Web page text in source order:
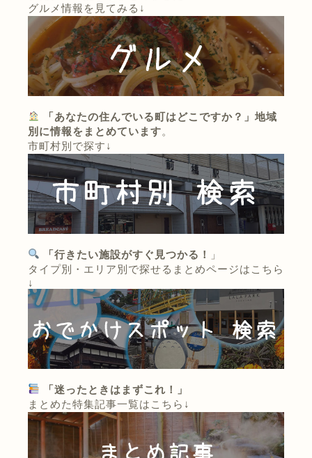
グルメ情報を見てみる↓
「あなたの住んでいる町はどこですか？」地域
別に情報をまとめています。
市町村別で探す↓
「行きたい施設がすぐ見つかる！
」
タイプ別・エリア別で探せるまとめページはこちら
↓
「迷ったときはまずこれ！」
まとめた特集記事一覧はこちら↓